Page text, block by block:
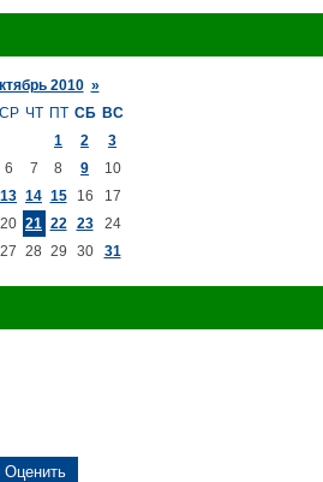
2010 »
СР ЧТ ПТ СБ ВС
1
2
3
6 7 8 9
10
13 14 15 16
17
20 21 22 23
24
27 28 29 30 31